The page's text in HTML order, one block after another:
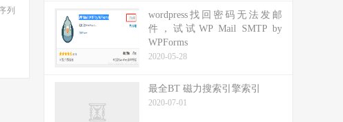
列
wordpress找回密码无法发邮
件，试试WP Mail SMTP by
WPForms
2020-05-28
最全BT 磁力搜索引擎索引
2020-07-01